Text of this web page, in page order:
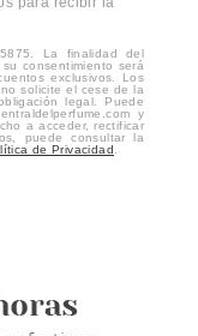
La finalidad del
consentimiento será
exclusivos. Los
solicite el cese de la
legal. Puede
y
a acceder, rectificar
puede consultar la
de Privacidad